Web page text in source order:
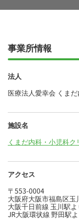
事業所情報
法人
医療法人愛幸会 くま
施設名
くまだ内科・小児科ク
アクセス
〒553-0004
大阪府大阪市福島区玉
大阪千日前線 玉川駅
JR大阪環状線 野田駅